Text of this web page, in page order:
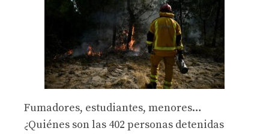
Fumadores, estudiantes, menores…
¿Quiénes son las 402 personas detenidas